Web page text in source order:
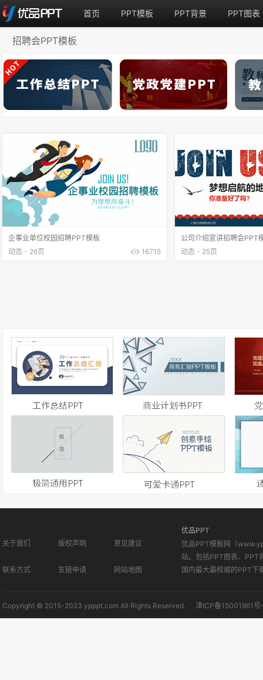
首页 PPT模板 PPT背景 PPT图表
招聘会PPT模板
企事业单位校园招聘PPT模板
动态 - 26页
16715
公司介绍宣讲招聘会PPT
动态 - 25页
关于我们 版权声明 意见建议
联系方式 友链申请 网站地图
优品PPT
优品PPT模板网（
站。包括PPT图表、PPT
国内最大最权威的PPT下
Copyright © 2015-2023 ypppt.com All Rights Reserved. 津ICP备15001961号